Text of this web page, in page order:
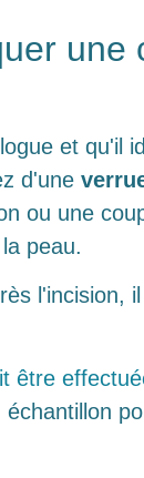
et qu'il
d'une
ou une
peau.
l'incision,
être